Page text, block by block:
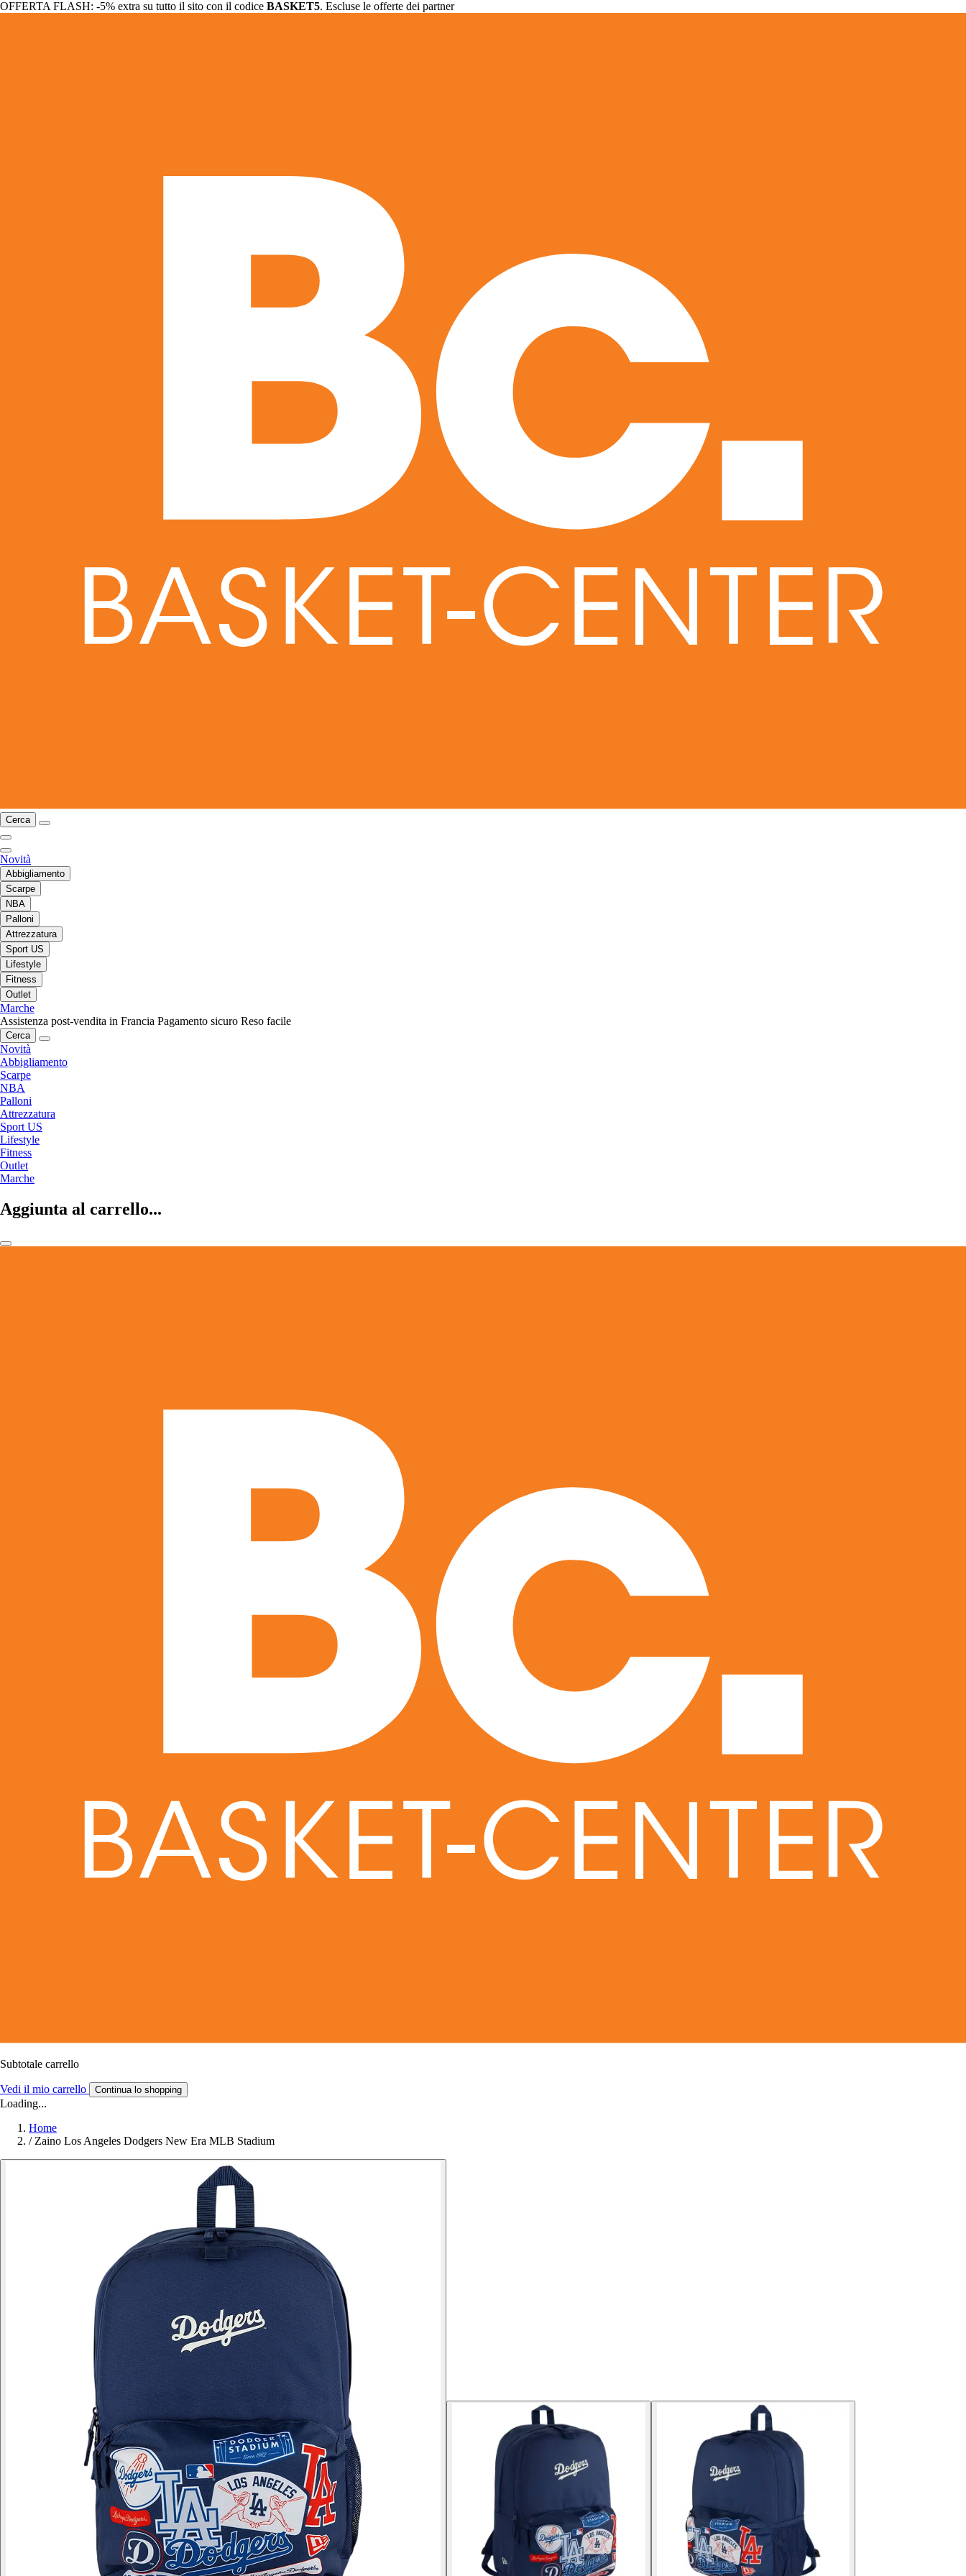
OFFERTA FLASH: -5% extra su tutto il sito con il codice BASKET5. Escluse le offerte dei partner
Cerca
Novità
Abbigliamento
Scarpe
NBA
Palloni
Attrezzatura
Sport US
Lifestyle
Fitness
Outlet
Marche
Assistenza post-vendita in Francia Pagamento sicuro Reso facile
Cerca
Novità
Abbigliamento
Scarpe
NBA
Palloni
Attrezzatura
Sport US
Lifestyle
Fitness
Outlet
Marche
Aggiunta al carrello...
Subtotale carrello
Vedi il mio carrello Continua lo shopping
Loading...
Home
/ Zaino Los Angeles Dodgers New Era MLB Stadium